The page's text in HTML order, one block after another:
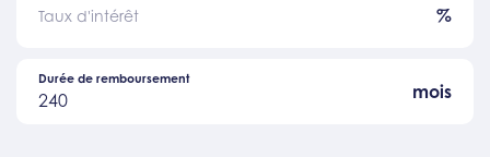
Taux d'intérêt %
240
Durée de remboursement
mois